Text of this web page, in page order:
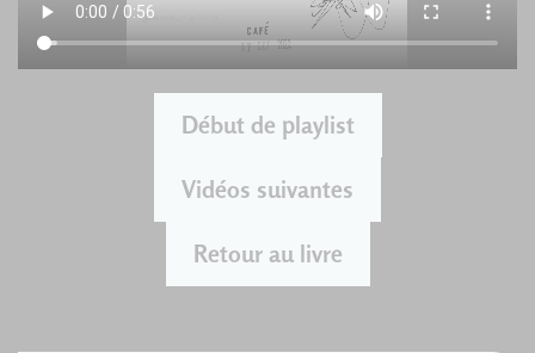
Début de playlist
Vidéos suivantes
Retour au livre